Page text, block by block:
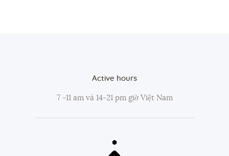
Active hours
7 -11 am và 14-21 pm giờ Việt Nam